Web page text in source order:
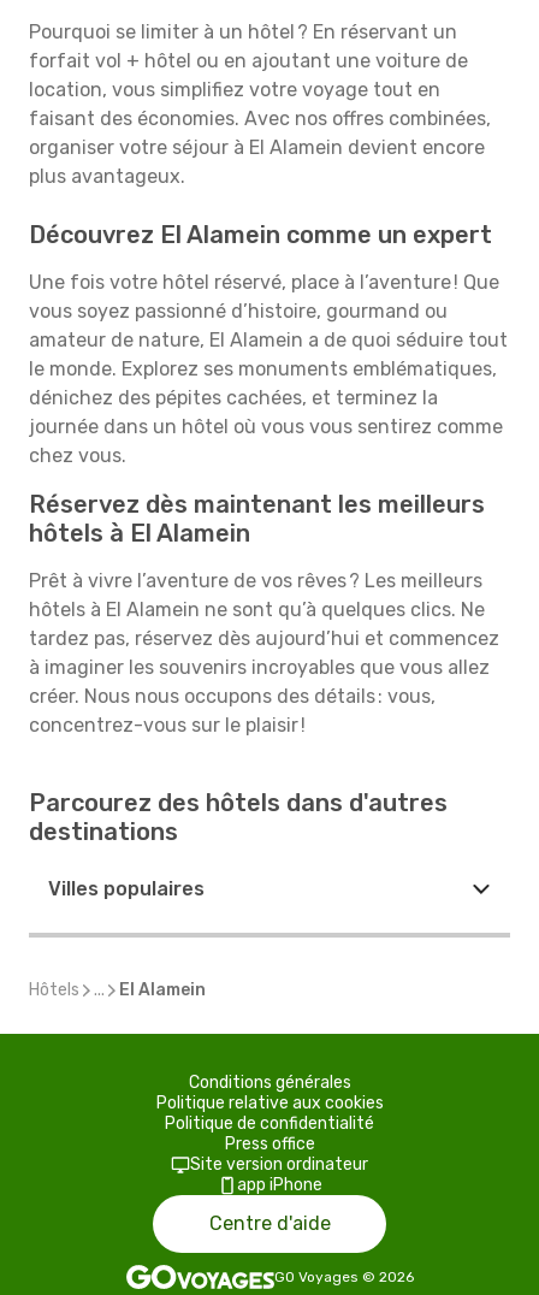
Pourquoi se limiter à un hôtel ? En réservant un
forfait vol + hôtel ou en ajoutant une voiture de
location, vous simplifiez votre voyage tout en
faisant des économies. Avec nos offres combinées,
organiser votre séjour à El Alamein devient encore
plus avantageux.
Découvrez El Alamein comme un expert
Une fois votre hôtel réservé, place à l’aventure ! Que
vous soyez passionné d’histoire, gourmand ou
amateur de nature, El Alamein a de quoi séduire tout
le monde. Explorez ses monuments emblématiques,
dénichez des pépites cachées, et terminez la
journée dans un hôtel où vous vous sentirez comme
chez vous.
Réservez dès maintenant les meilleurs
hôtels à El Alamein
Prêt à vivre l’aventure de vos rêves ? Les meilleurs
hôtels à El Alamein ne sont qu’à quelques clics. Ne
tardez pas, réservez dès aujourd’hui et commencez
à imaginer les souvenirs incroyables que vous allez
créer. Nous nous occupons des détails : vous,
concentrez-vous sur le plaisir !
Parcourez des hôtels dans d'autres
destinations
Villes populaires
Hôtels ... El Alamein
Conditions générales
Politique relative aux cookies
Politique de confidentialité
Press office
Site version ordinateur
app iPhone
Centre d'aide
GO Voyages © 2026